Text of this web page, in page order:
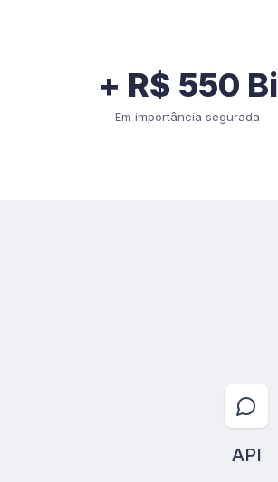
+ R$ 550 Bi
Em importância segurada
API